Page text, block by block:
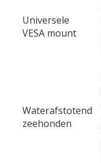
Universele
VESA mount
Waterafstotend
zeehonden